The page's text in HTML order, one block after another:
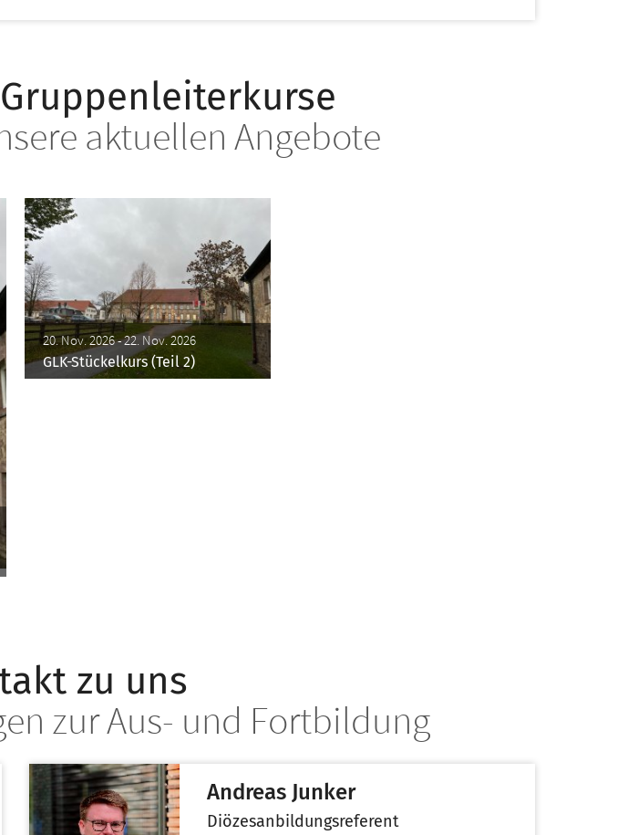
aktuellen Angebote
20. Nov. 2026 - 22. Nov. 2026
GLK-Stückelkurs (Teil 2)
zu uns
zur Aus- und Fortbildung
Andreas Junker
Diözesanbildungsreferent